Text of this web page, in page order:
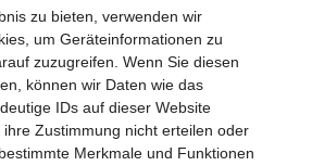
zu bieten, verwenden wir
um Geräteinformationen zu
zuzugreifen. Wenn Sie diesen
können wir Daten wie das
IDs auf dieser Website
Zustimmung nicht erteilen oder
Merkmale und Funktionen